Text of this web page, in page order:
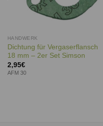
HANDWERK
Dichtung für Vergaserflansch
18 mm – 2er Set Simson
2,95€
AFM 30